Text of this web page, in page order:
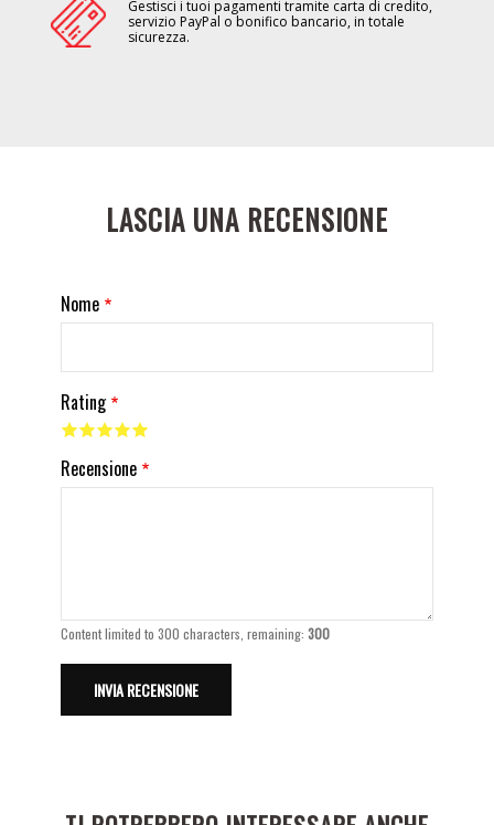
Gestisci i tuoi pagamenti tramite carta di credito,
servizio PayPal o bonifico bancario, in totale
sicurezza.
LASCIA UNA RECENSIONE
Nome
Rating
Recensione
Content limited to 300 characters, remaining:300